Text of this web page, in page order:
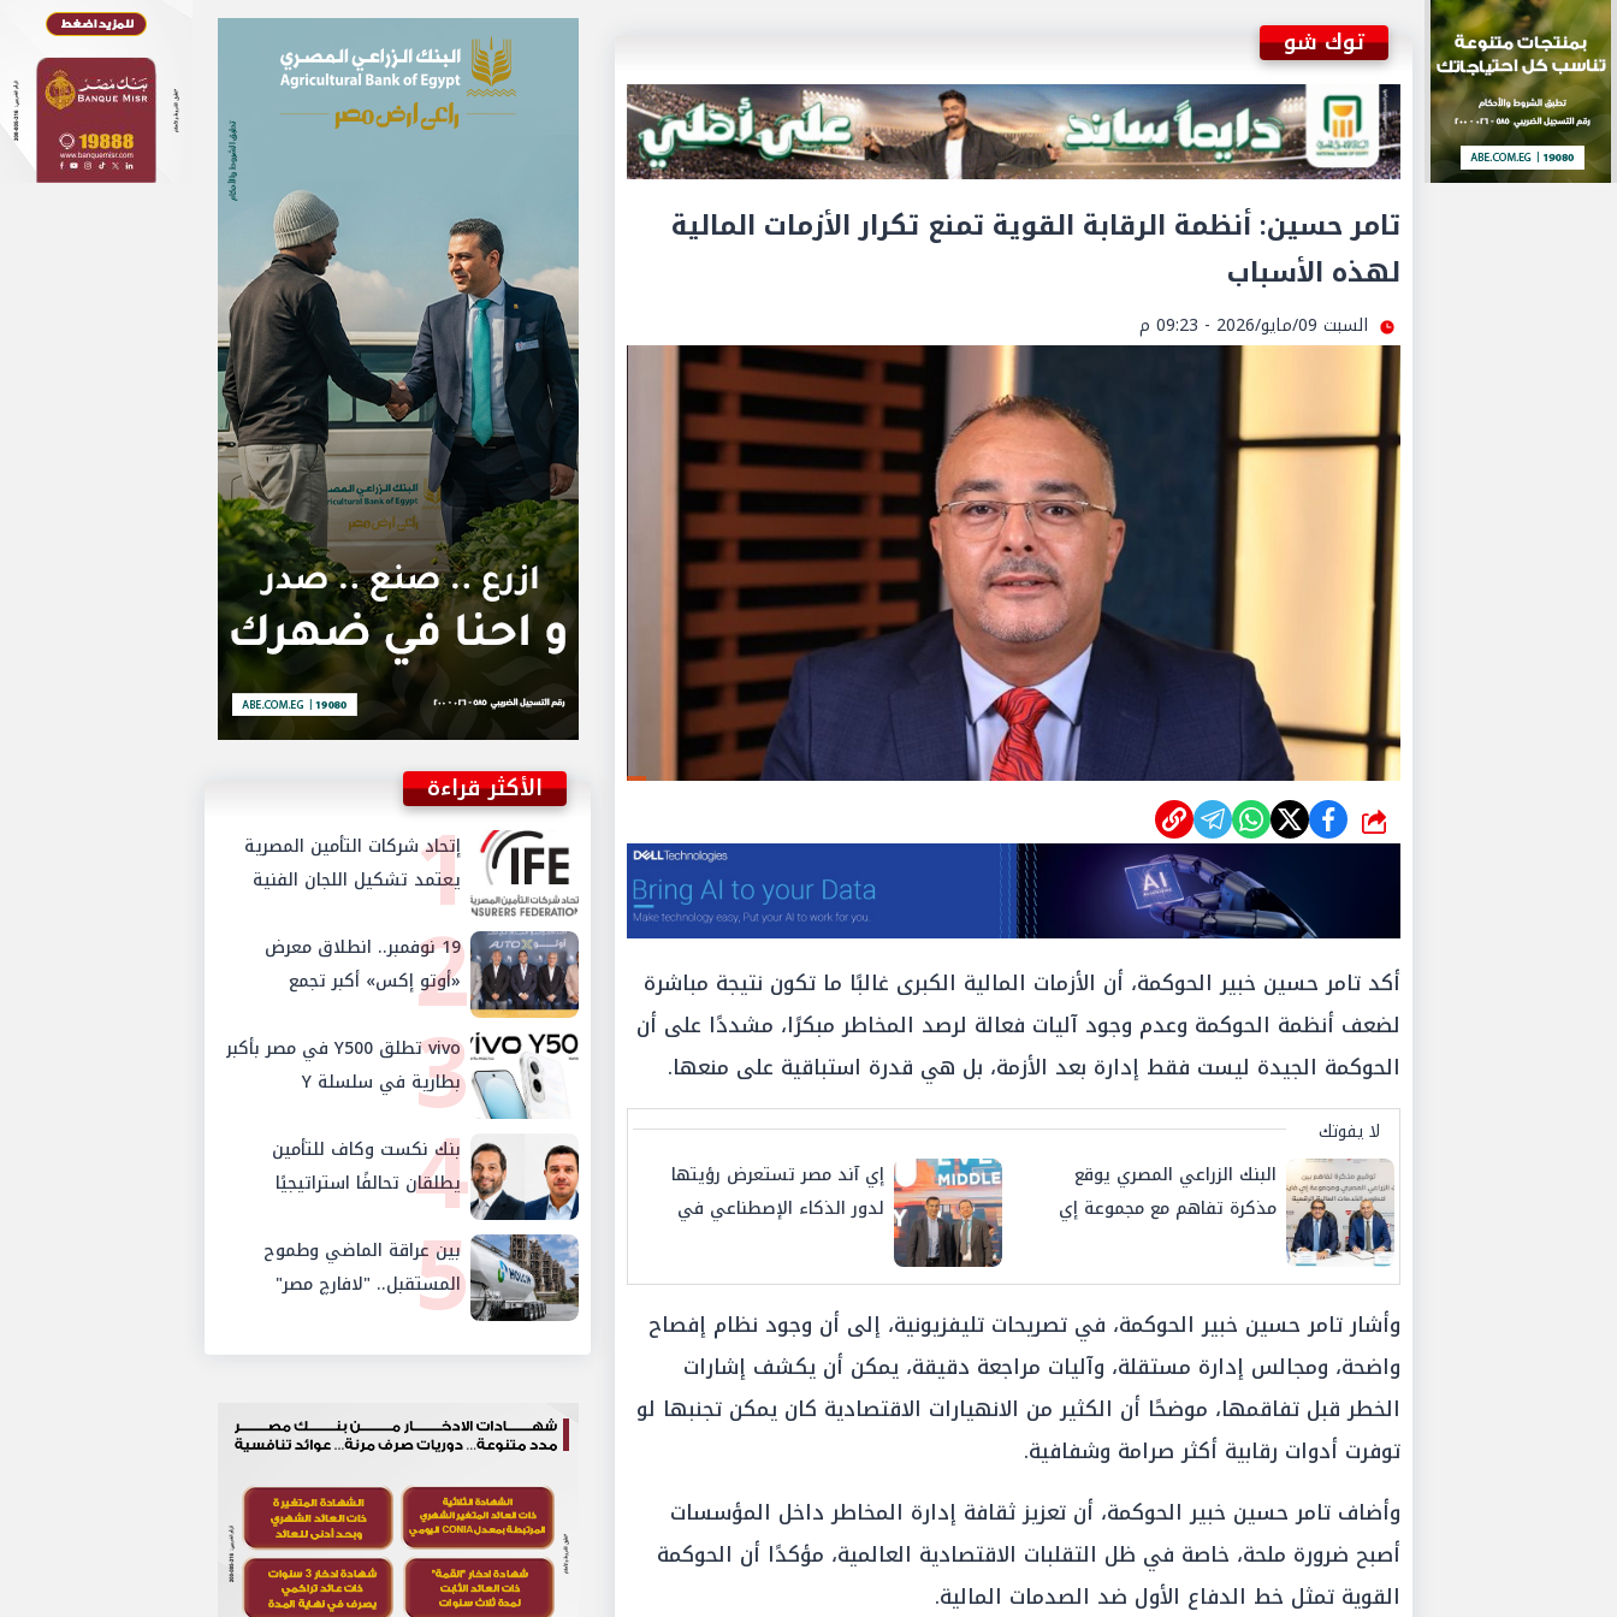
توك شو
تامر حسين: أنظمة الرقابة القوية تمنع تكرار الأزمات المالية
لهذه الأسباب
السبت 09/مايو/2026 - 09:23 م
شارك
أكد تامر حسين خبير الحوكمة، أن الأزمات المالية الكبرى غالبًا ما تكون نتيجة مباشرة
لضعف أنظمة الحوكمة وعدم وجود آليات فعالة لرصد المخاطر مبكرًا، مشددًا على أن
الحوكمة الجيدة ليست فقط إدارة بعد الأزمة، بل هي قدرة استباقية على منعها.
لا يفوتك
البنك الزراعي المصري يوقع
مذكرة تفاهم مع مجموعة إي
الرقمية
إي آند مصر تستعرض رؤيتها
لدور الذكاء الإصطناعي في
المالية وتعزيز الإبتكار الرقمي
وأشار تامر حسين خبير الحوكمة، في تصريحات تليفزيونية، إلى أن وجود نظام إفصاح
واضحة، ومجالس إدارة مستقلة، وآليات مراجعة دقيقة، يمكن أن يكشف إشارات
الخطر قبل تفاقمها، موضحًا أن الكثير من الانهيارات الاقتصادية كان يمكن تجنبها لو
توفرت أدوات رقابية أكثر صرامة وشفافية.
وأضاف تامر حسين خبير الحوكمة، أن تعزيز ثقافة إدارة المخاطر داخل المؤسسات
أصبح ضرورة ملحة، خاصة في ظل التقلبات الاقتصادية العالمية، مؤكدًا أن الحوكمة
القوية تمثل خط الدفاع الأول ضد الصدمات المالية.
الأكثر قراءة
1
إتحاد شركات التأمين المصرية
يعتمد تشكيل اللجان الفنية
للدورة الجديدة ويستحدث
لجنتي الأمن السيبراني
والإستثمار والإدخار
219 نوفمبر.. انطلاق معرض
«أوتو إكس» أكبر تجمع
لموزعي السيارات المعتمدين
في مصر
3
vivo تطلق Y500 في مصر بأكبر
بطارية في سلسلة Y
4
بنك نكست وكاف للتأمين
يطلقان تحالفًا استراتيجيًا
لتقديم حلول تأمينية متكاملة
لعملاء البنك
5
بين عراقة الماضي وطموح
المستقبل.. "لافارچ مصر"
تتحول رسمياً إلى "هولسيم
مصر"